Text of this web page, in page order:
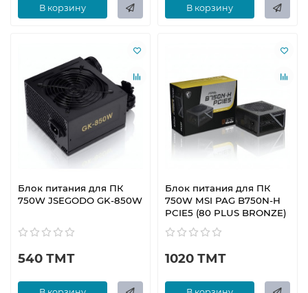
В корзину В корзину
Блок питания для ПК
750W JSEGODO GK-850W
540 ТМТ
Блок питания для ПК
750W MSI PAG B750N-H
PCIE5 (80 PLUS BRONZE)
1020 ТМТ